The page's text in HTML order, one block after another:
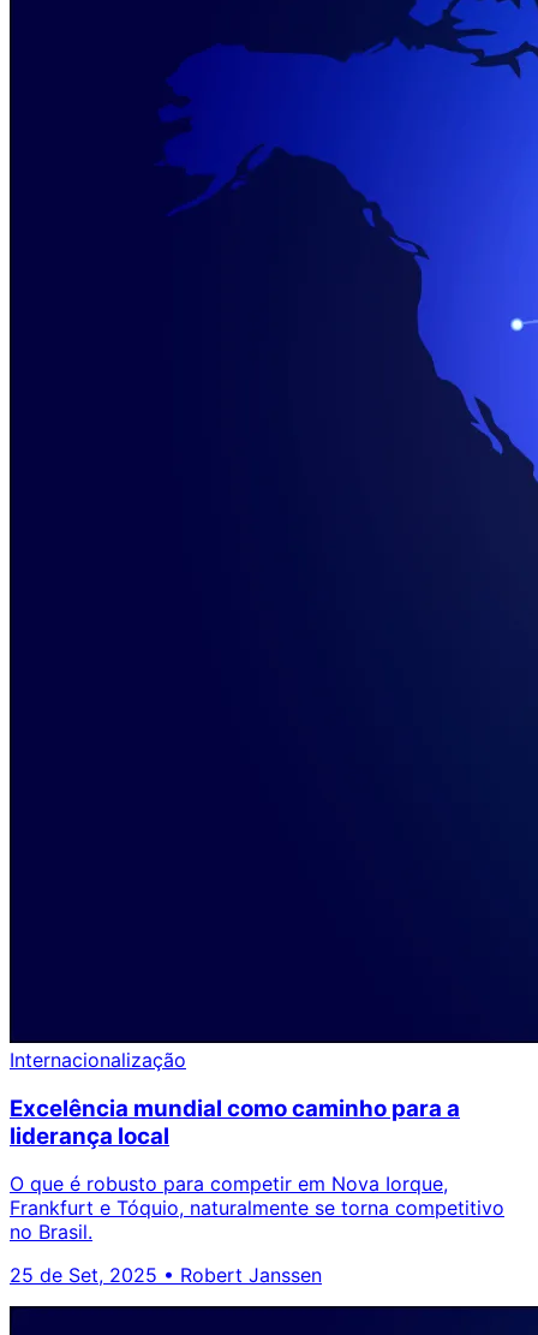
Internacionalização
Excelência mundial como caminho para a
liderança local
O que é robusto para competir em Nova Iorque,
Frankfurt e Tóquio, naturalmente se torna competitivo
no Brasil.
25 de Set, 2025 • Robert Janssen